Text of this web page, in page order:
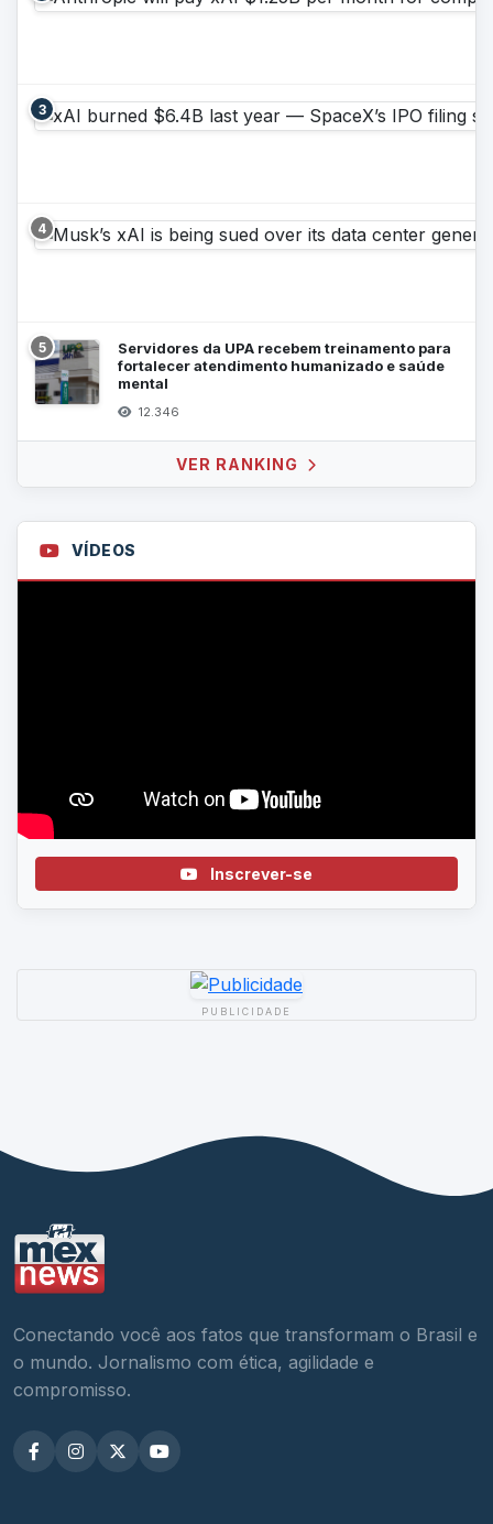
3
4
5
Servidores da UPA recebem treinamento para
fortalecer atendimento humanizado e saúde
mental
12.346
VER RANKING
VÍDEOS
Inscrever-se
PUBLICIDADE
Conectando você aos fatos que transformam o Brasil e
o mundo. Jornalismo com ética, agilidade e
compromisso.